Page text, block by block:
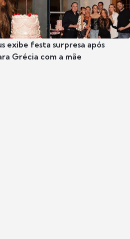
exibe festa surpresa após
Grécia com a mãe